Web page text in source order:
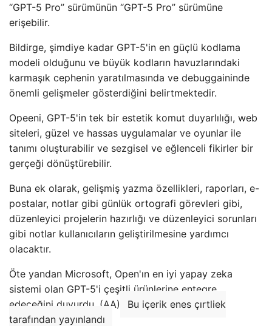
“GPT-5 Pro” sürümünün “GPT-5 Pro” sürümüne
erişebilir.
Bildirge, şimdiye kadar GPT-5'in en güçlü kodlama
modeli olduğunu ve büyük kodların havuzlarındaki
karmaşık cephenin yaratılmasında ve debuggaininde
önemli gelişmeler gösterdiğini belirtmektedir.
Opeeni, GPT-5'in tek bir estetik komut duyarlılığı, web
siteleri, güzel ve hassas uygulamalar ve oyunlar ile
tanımı oluşturabilir ve sezgisel ve eğlenceli fikirler bir
gerçeği dönüştürebilir.
Buna ek olarak, gelişmiş yazma özellikleri, raporları, e-
postalar, notlar gibi günlük ortografi görevleri gibi,
düzenleyici projelerin hazırlığı ve düzenleyici sorunları
gibi notlar kullanıcıların geliştirilmesine yardımcı
olacaktır.
Öte yandan Microsoft, Open'ın en iyi yapay zeka
sistemi olan GPT-5'i çeşitli ürünlerine entegre
edeceğini duyurdu. (AA)
Bu içerik enes çırtliek
tarafından yayınlandı